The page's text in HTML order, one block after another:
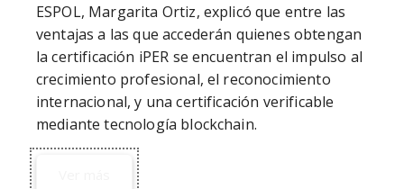
ESPOL, Margarita Ortiz, explicó que entre las
ventajas a las que accederán quienes obtengan
la certificación iPER se encuentran el impulso al
crecimiento profesional, el reconocimiento
internacional, y una certificación verificable
mediante tecnología blockchain.